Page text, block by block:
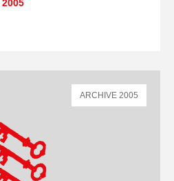
2005
ARCHIVE 2005